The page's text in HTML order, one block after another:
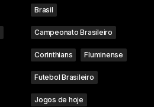
Brasil
Campeonato Brasileiro
Corinthians Fluminense
Futebol Brasileiro
Jogos de hoje